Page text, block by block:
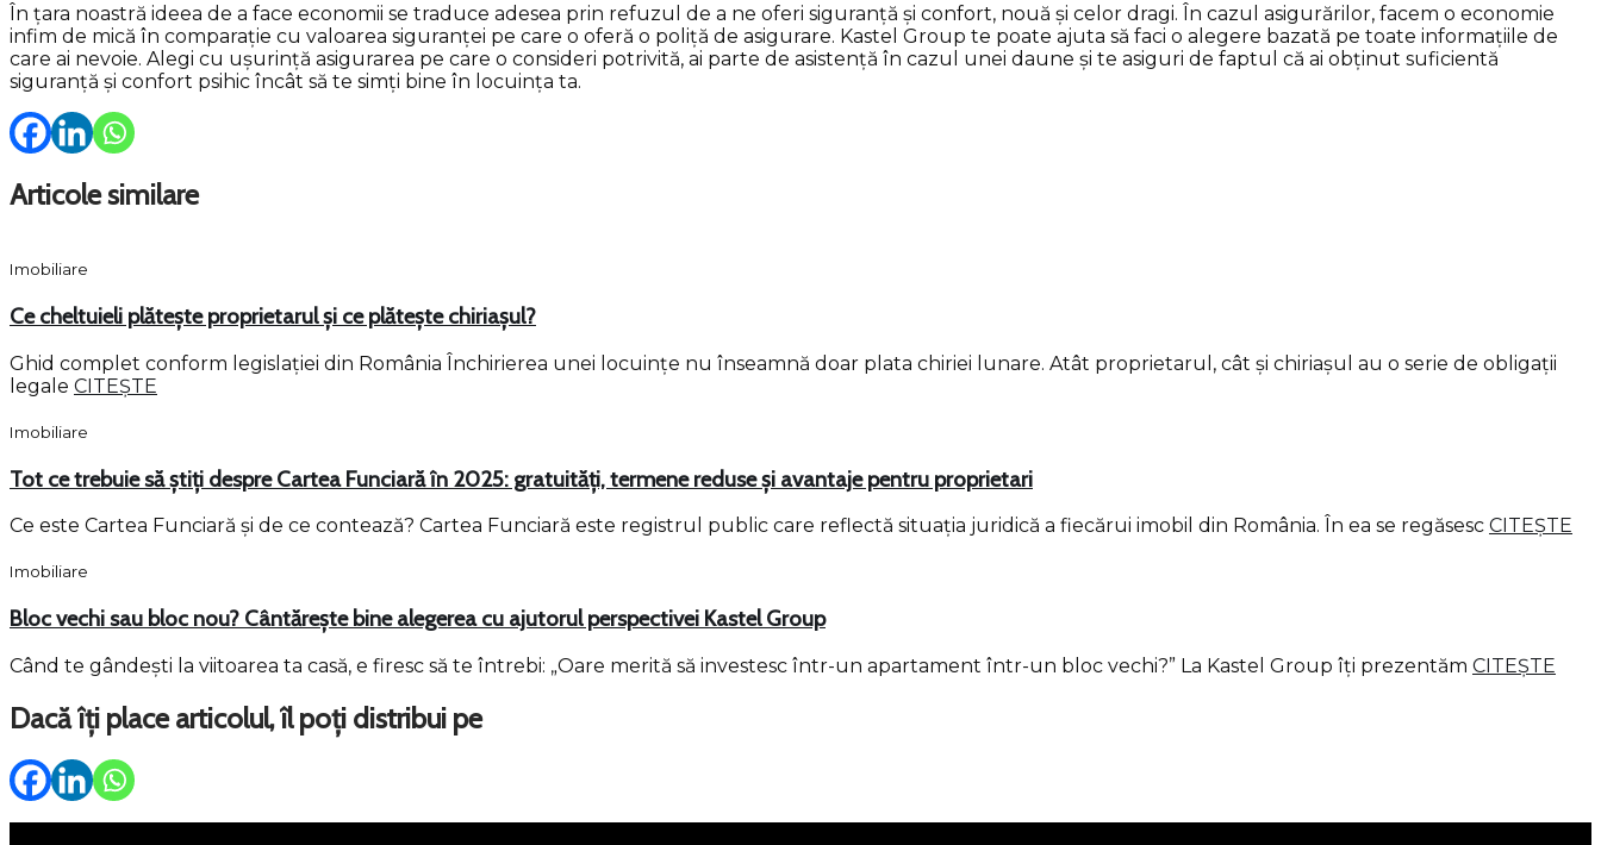
În țara noastră ideea de a face economii se traduce adesea prin refuzul de a ne oferi siguranță și confort, nouă și celor dragi. În cazul asigurărilor, facem o economie
infim de mică în comparație cu valoarea siguranței pe care o oferă o poliță de asigurare. Kastel Group te poate ajuta să faci o alegere bazată pe toate informațiile de
care ai nevoie. Alegi cu ușurință asigurarea pe care o consideri potrivită, ai parte de asistență în cazul unei daune și te asiguri de faptul că ai obținut suficientă
siguranță și confort psihic încât să te simți bine în locuința ta.
Articole similare
Imobiliare
Ce cheltuieli plătește proprietarul și ce plătește chiriașul?
Ghid complet conform legislației din România Închirierea unei locuințe nu înseamnă doar plata chiriei lunare. Atât proprietarul, cât și chiriașul au o serie de obligații
legale CITEȘTE
Imobiliare
Tot ce trebuie să știți despre Cartea Funciară în 2025: gratuități, termene reduse și avantaje pentru proprietari
Ce este Cartea Funciară și de ce contează? Cartea Funciară este registrul public care reflectă situația juridică a fiecărui imobil din România. În ea se regăsesc CITEȘTE
Imobiliare
Bloc vechi sau bloc nou? Cântărește bine alegerea cu ajutorul perspectivei Kastel Group
Când te gândești la viitoarea ta casă, e firesc să te întrebi: „Oare merită să investesc într-un apartament într-un bloc vechi?” La Kastel Group îți prezentăm CITEȘTE
Dacă îți place articolul, îl poți distribui pe